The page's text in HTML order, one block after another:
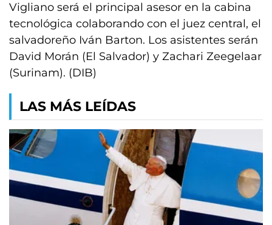
Vigliano será el principal asesor en la cabina
tecnológica colaborando con el juez central, el
salvadoreño Iván Barton. Los asistentes serán
David Morán (El Salvador) y Zachari Zeegelaar
(Surinam). (DIB)
LAS MÁS LEÍDAS